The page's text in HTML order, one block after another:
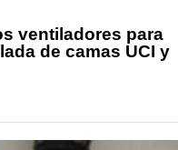
ventiladores para
de camas UCI y